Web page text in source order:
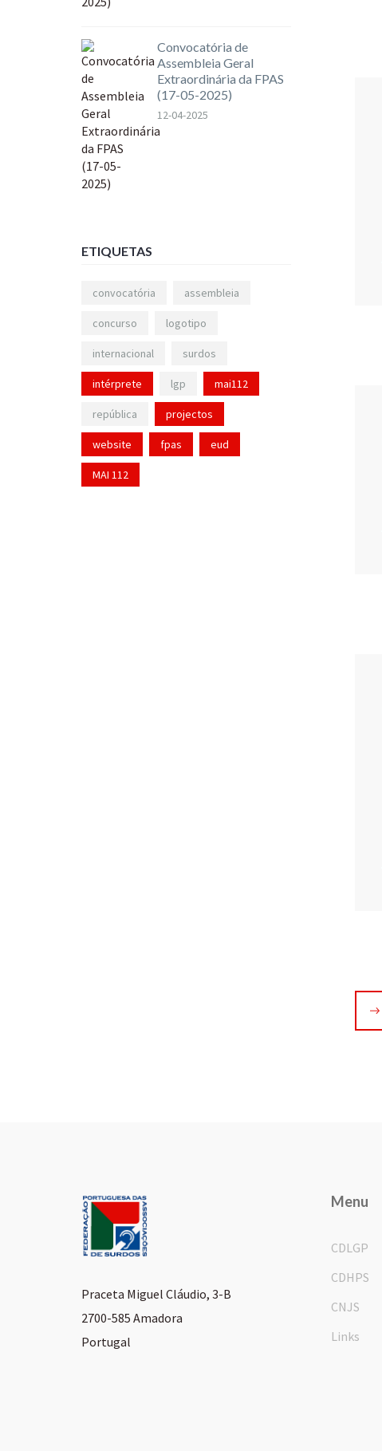
Convocatória de
Assembleia Geral
Extraordinária da FPAS
(17-05-2025)
12-04-2025
ETIQUETAS
convocatória assembleia
concurso logotipo
internacional surdos
intérprete lgp mai112
república projectos
website fpas eud
MAI 112
Praceta Miguel Cláudio, 3-B
2700-585 Amadora
Portugal
Menu
CDLGP
CDHPS
CNJS
Links